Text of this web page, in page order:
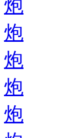
炮
炮
炮
炮
炮